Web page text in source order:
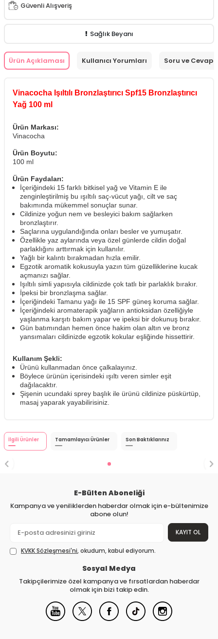
Güvenli Alışveriş
Sağlık Beyanı
Ürün Açıklaması Kullanıcı Yorumları Soru ve Cevap
Vinacocha Işıltılı Bronzlaştırıcı Spf15 Bronzlaştırıcı
Yağ 100 ml
Ürün Markası:
Vinacocha
Ürün Boyutu:
100 ml
Ürün Faydaları:
İçeriğindeki 15 farklı bitkisel yağ ve Vitamin E ile
zenginleştirilmiş bu ışıltılı saç-vücut yağı, cilt ve saç
bakımında mükemmel sonuçlar sunar.
Cildinize yoğun nem ve besleyici bakım sağlarken
bronzlaştırır.
Saçlarına uygulandığında onları besler ve yumuşatır.
Özellikle yaz aylarında veya özel günlerde cildin doğal
parlaklığını arttırmak için kullanılır.
Yağlı bir kalıntı bırakmadan hızla emilir.
Egzotik aromatik kokusuyla yazın tüm güzelliklerine kucak
açmanızı sağlar.
Işıltılı simli yapısıyla cildinizde çok tatlı bir parlaklık bırakır.
İpeksi bir bronzlaşma sağlar.
İçeriğindeki Tamanu yağı ile 15 SPF güneş koruma sağlar.
İçeriğindeki aromaterapik yağların antioksidan özelliğiyle
yaşlanma karşıtı bakım yapar ve ipeksi bir dokunuş bırakır.
Gün batımından hemen önce hakim olan altın ve bronz
yansımaları cildinizde egzotik kokular eşliğinde hissettirir.
Kullanım Şekli:
Ürünü kullanmadan önce çalkalayınız.
Böylece ürünün içerisindeki ışıltı veren simler eşit
dağılacaktır.
Şişenin ucundaki sprey başlık ile ürünü cildinize püskürtüp,
masaj yaparak yayabilirisiniz.
İlgili Ürünler Tamamlayıcı Ürünler Son Baktıklarınız
E-Bülten Aboneliği
Kampanya ve yeniliklerden haberdar olmak için e-bültenimize
abone olun!
KAYIT OL
KVKK Sözleşmesi'ni, okudum, kabul ediyorum.
Sosyal Medya
Takipçilerimize özel kampanya ve fırsatlardan haberdar
olmak için bizi takip edin.